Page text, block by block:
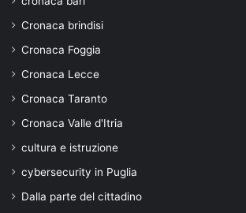
Cronaca brindisi
Cronaca Foggia
Cronaca Lecce
Cronaca Taranto
Cronaca Valle d'Itria
cultura e istruzione
cybersecurity in Puglia
Dalla parte del cittadino